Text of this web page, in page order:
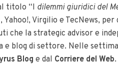
titolo “I dilemmi giuridici del
Yahoo!, Virgilio e TecNews,
che la strategic advisor e
e blog di settore. Nelle
Blog e dal Corriere del Web.